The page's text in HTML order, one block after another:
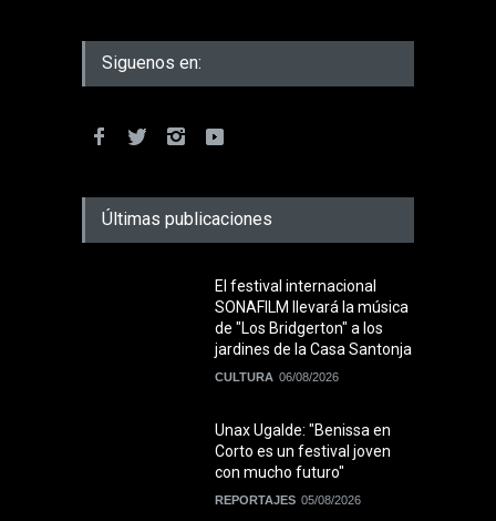
Siguenos en:
Últimas publicaciones
El festival internacional
SONAFILM llevará la música
de "Los Bridgerton" a los
jardines de la Casa Santonja
CULTURA 06/08/2026
Unax Ugalde: "Benissa en
Corto es un festival joven
con mucho futuro"
REPORTAJES 05/08/2026